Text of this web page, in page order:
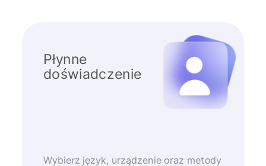
Płynne
doświadczenie
Wybierz język, urządzenie oraz metody